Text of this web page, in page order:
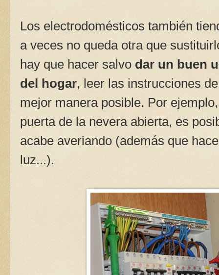
Los electrodomésticos también
a veces no queda otra que
hay que hacer salvo dar un buen
del hogar, leer las instrucciones
mejor manera posible. Por
puerta de la nevera abierta, es
acabe averiando (además que
luz...).